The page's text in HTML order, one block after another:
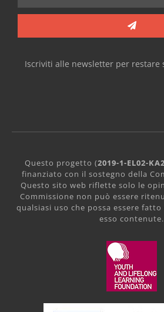
Iscriviti alle newsletter per restare
Questo progetto (2019-1-EL02-
finanziato con il sostegno della
Questo sito web riflette solo le
Commissione non può essere
qualsiasi uso che possa essere
esso contenute.